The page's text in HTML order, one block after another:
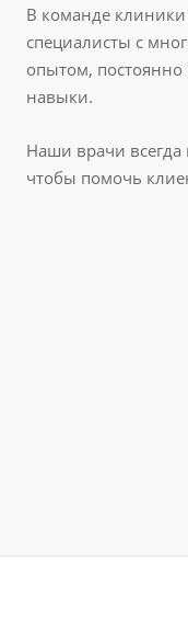
В команде
специалисты с
опытом,
навыки.
Наши врачи
чтобы помочь